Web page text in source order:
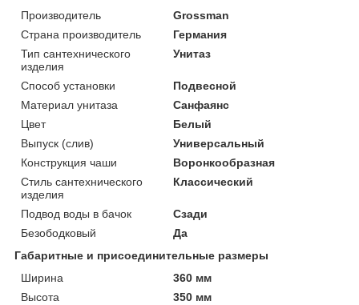
Производитель
Grossman
Страна производитель
Германия
Тип сантехнического
изделия
Унитаз
Способ установки
Подвесной
Материал унитаза
Санфаянс
Цвет
Белый
Выпуск (слив)
Универсальный
Конструкция чаши
Воронкообразная
Стиль сантехнического
изделия
Классический
Подвод воды в бачок
Сзади
Безободковый
Да
Габаритные и присоединительные размеры
Ширина
360 мм
Высота
350 мм